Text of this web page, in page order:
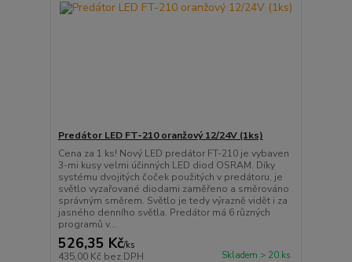
Predátor LED FT-210 oranžový 12/24V (1ks)
Cena za 1 ks! Nový LED predátor FT-210 je vybaven
3-mi kusy velmi účinných LED diod OSRAM. Díky
systému dvojitých čoček použitých v predátoru, je
světlo vyzařované diodami zaměřeno a směrováno
správným směrem. Světlo je tedy výrazně vidět i za
jasného denního světla. Predátor má 6 různých
programů v...
526,35 Kč/ks
435,00 Kč bez DPH Skladem > 20 ks